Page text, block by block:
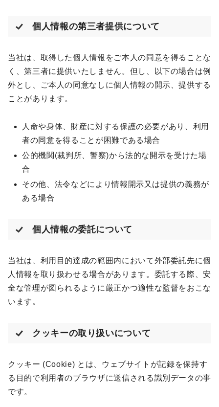
個人情報の第三者提供について
当社は、取得した個人情報をご本人の同意を得ることな
く、第三者に提供いたしません。但し、以下の場合は例
外とし、ご本人の同意なしに個人情報の開示、提供する
ことがあります。
人命や身体、財産に対する保護の必要があり、利用
者の同意を得ることが困難である場合
公的機関(裁判所、警察)から法的な開示を受けた場
合
その他、法令などにより情報開示又は提供の義務が
ある場合
個人情報の委託について
当社は、利用目的達成の範囲内において外部委託先に個
人情報を取り扱わせる場合があります。委託する際、安
全な管理が図られるように厳正かつ適性な監督をおこな
います。
クッキーの取り扱いについて
クッキー (Cookie) とは、ウェブサイトが記録を保持す
る目的で利用者のブラウザに送信される識別データの事
です。